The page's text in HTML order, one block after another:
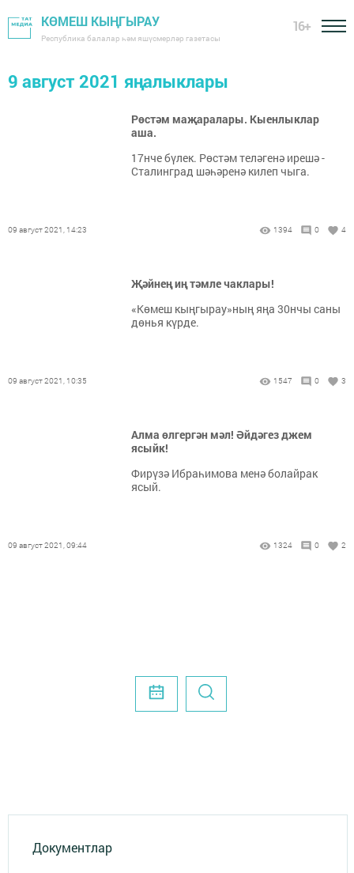
КӨМЕШ КЫҢГЫРАУ
Республика балалар һәм яшүсмерләр газетасы
16+
9 август 2021 яңалыклары
Рөстәм маҗаралары. Кыенлыклар
аша.
17нче бүлек. Рөстәм теләгенә ирешә -
Сталинград шәһәренә килеп чыга.
09 август 2021, 14:23 1394 0 4
Җәй­нең иң тәм­ле чак­ла­ры!
«Көмеш кыңгырау»ның яңа 30нчы саны
дөнья күрде.
09 август 2021, 10:35 1547 0 3
Алма өлгергән мәл! Әйдәгез джем
ясыйк!
Фирүзә Ибраһимова менә болайрак
ясый.
09 август 2021, 09:44 1324 0 2
Документлар